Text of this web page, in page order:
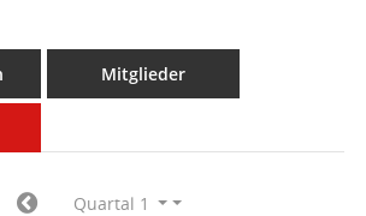
Mitglieder
Quartal 1